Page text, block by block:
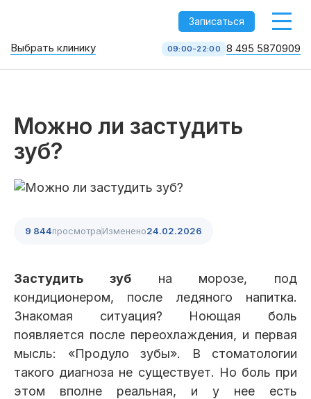
Записаться
Услуги
Имплантация Протезирование Виниры
Цены
Выбрать клинику 09:00-22:00 8 495 5870909
Можно ли застудить
зуб?
9 844просмотраИзменено24.02.2026
Застудить зубна морозе, под
кондиционером, после ледяного напитка.
Знакомая ситуация? Ноющая боль
появляется после переохлаждения, и первая
мысль: «Продуло зубы». В стоматологии
такого диагноза не существует. Но боль при
этом вполне реальная, и у нее есть